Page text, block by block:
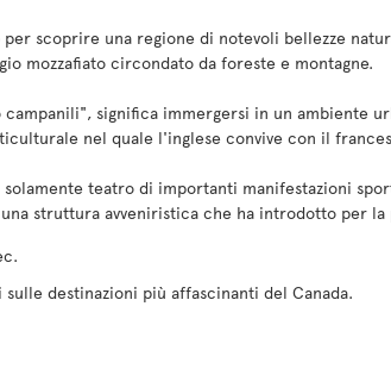
scoprire una regione di notevoli bellezze
mozzafiato circondato da foreste e montagne.
significa immergersi in un ambiente
nel quale l'inglese convive con il
solamente teatro di importanti manifestazioni
struttura avveniristica che ha introdotto per
destinazioni più affascinanti del Canada.